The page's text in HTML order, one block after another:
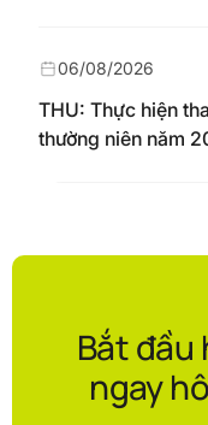
THU: Thực hiện
thường niên năm
06/08/2026
Bắt đầu
ngay